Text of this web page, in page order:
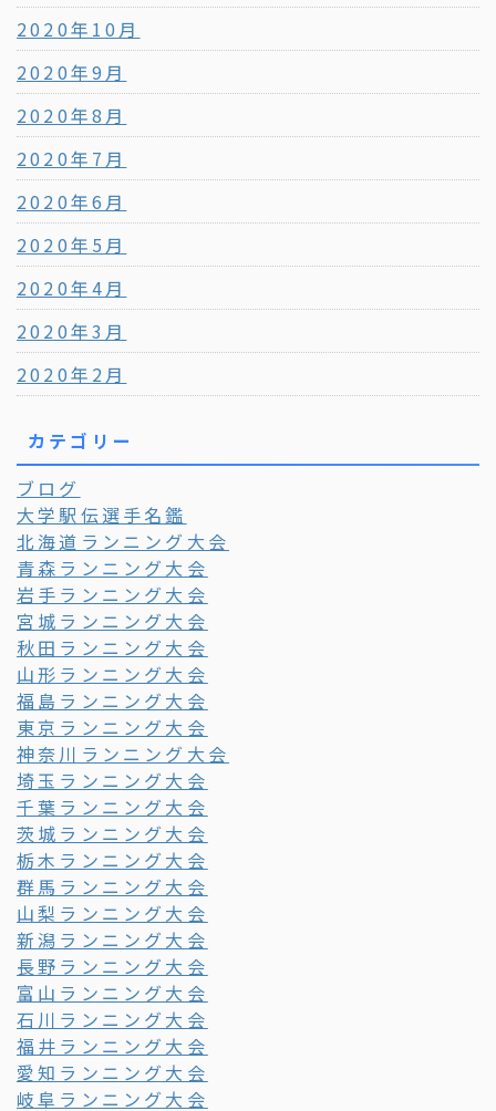
2020年10月
2020年9月
2020年8月
2020年7月
2020年6月
2020年5月
2020年4月
2020年3月
2020年2月
カテゴリー
ブログ
大学駅伝選手名鑑
北海道ランニング大会
青森ランニング大会
岩手ランニング大会
宮城ランニング大会
秋田ランニング大会
山形ランニング大会
福島ランニング大会
東京ランニング大会
神奈川ランニング大会
埼玉ランニング大会
千葉ランニング大会
茨城ランニング大会
栃木ランニング大会
群馬ランニング大会
山梨ランニング大会
新潟ランニング大会
長野ランニング大会
富山ランニング大会
石川ランニング大会
福井ランニング大会
愛知ランニング大会
岐阜ランニング大会